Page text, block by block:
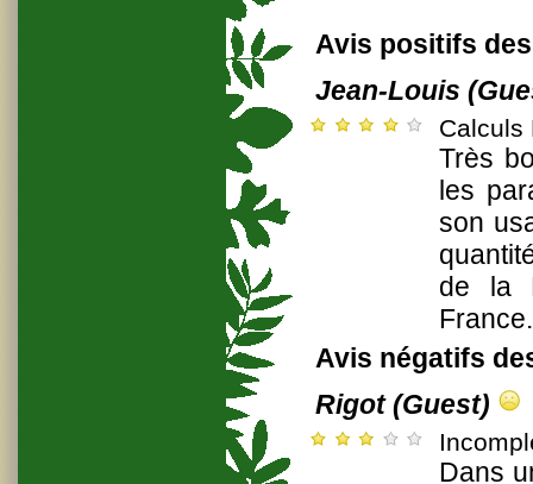
Avis positifs
Jean-Louis
Calculs
Très
les
son
de la
France.
Avis négatifs
Rigot (Guest)
Dans